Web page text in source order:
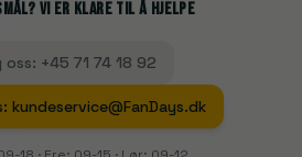
Vi er klare til å hjelpe
oss: +45 71 74 18 92
: kundeservice@FanDays.dk